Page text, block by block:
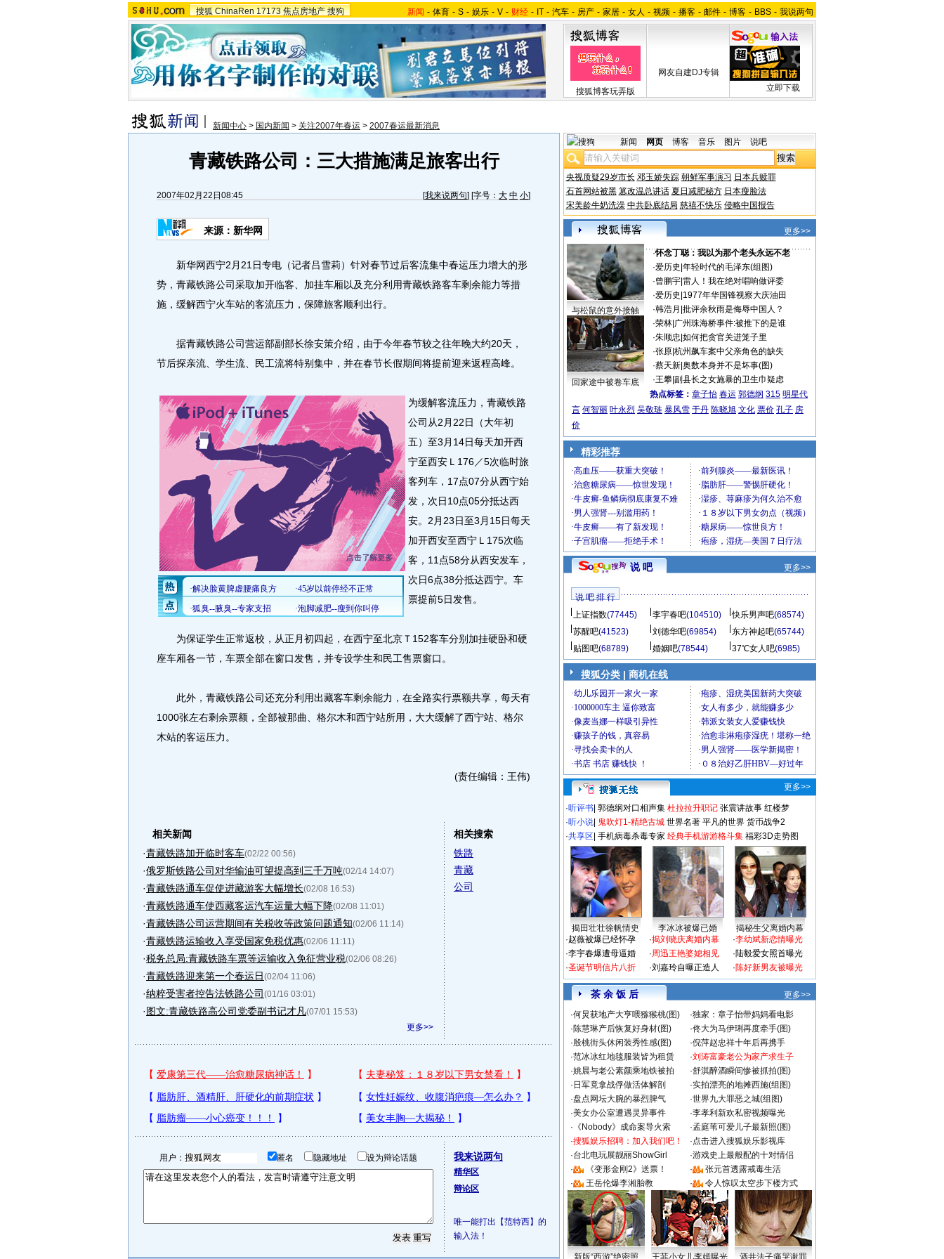
搜狐 ChinaRen 17173 焦点房地产 搜狗 新闻 - 体育 - S - 娱乐 - V - 财经 - IT - 汽车 - 房产 - 家居 - 女人 - 视频 - 播客 - 邮件 - 博客 - BBS - 我说两句
搜狐博客玩弄版
网友自建DJ专辑
立即下载
新闻中心 > 国内新闻 > 关注2007年春运 > 2007春运最新消息
青藏铁路公司：三大措施满足旅客出行
2007年02月22日08:45 [我来说两句] [字号： 大 中 小]
来源：新华网
新华网西宁2月21日专电（记者吕雪莉）针对春节过后客流集中春运压力增大的形
势，青藏铁路公司采取加开临客、加挂车厢以及充分利用青藏铁路客车剩余能力等措
施，缓解西宁火车站的客流压力，保障旅客顺利出行。
据青藏铁路公司营运部副部长徐安策介绍，由于今年春节较之往年晚大约20天，
节后探亲流、学生流、民工流将特别集中，并在春节长假期间将提前迎来返程高峰。
为缓解客流压力，青藏铁路
公司从2月22日（大年初
五）至3月14日每天加开西
宁至西安Ｌ176／5次临时旅
客列车，17点07分从西宁始
发，次日10点05分抵达西
安。2月23日至3月15日每天
加开西安至西宁Ｌ175次临
客，11点58分从西安发车，
次日6点38分抵达西宁。车
票提前5日发售。
为保证学生正常返校，从正月初四起，在西宁至北京Ｔ152客车分别加挂硬卧和硬
座车厢各一节，车票全部在窗口发售，并专设学生和民工售票窗口。
此外，青藏铁路公司还充分利用出藏客车剩余能力，在全路实行票额共享，每天有
1000张左右剩余票额，全部被那曲、格尔木和西宁站所用，大大缓解了西宁站、格尔
木站的客运压力。
(责任编辑：王伟)
相关新闻
·青藏铁路加开临时客车(02/22 00:56)
·俄罗斯铁路公司对华输油可望提高到三千万吨(02/14 14:07)
·青藏铁路通车促使进藏游客大幅增长(02/08 16:53)
·青藏铁路通车使西藏客运汽车运量大幅下降(02/08 11:01)
·青藏铁路公司运营期间有关税收等政策问题通知(02/06 11:14)
·青藏铁路运输收入享受国家免税优惠(02/06 11:11)
·税务总局:青藏铁路车票等运输收入免征营业税(02/06 08:26)
·青藏铁路迎来第一个春运日(02/04 11:06)
·纳粹受害者控告法铁路公司 (01/16 03:01)
·图文:青藏铁路高公司党委副书记才凡(07/01 15:53)
更多>>
相关搜索
铁路
青藏
公司
用户： 匿名 隐藏地址 设为辩论话题 我来说两句
精华区
辩论区
唯一能打出【范特西】的
输入法！
新闻 网页 博客 音乐 图片 说吧
央视质疑29岁市长 邓玉娇失踪 朝鲜军事演习 日本兵赎罪
石首网站被黑 篡改温总讲话 夏日减肥秘方 日本瘦脸法
宋美龄牛奶洗澡 中共卧底结局 慈禧不快乐 侵略中国报告
更多>>
与松鼠的意外接触
回家途中被卷车底
·怀念丁聪：我以为那个老头永远不老
·爱历史 年轻时代的毛泽东(组图)
·曾鹏宇| 雷人！我在绝对唱响做评委
·爱历史 1977年华国锋视察大庆油田
·韩浩月 批评余秋雨是侮辱中国人？
·荣林| 广州珠海桥事件:被推下的是谁
·朱顺忠 如何把贪官关进笼子里
·张原| 杭州飙车案中父亲角色的缺失
·蔡天新| 奥数本身并不是坏事(图)
·王攀| 副县长之女施暴的卫生巾疑虑
热点标签： 章子怡 春运 郭德纲 315 明星代
言 何智丽 叶永烈 吴敬琏 暴风雪 于丹 陈晓旭 文化 票价 孔子 房
价
精彩推荐
说 吧 更多>>
说 吧 排 行
上证指数(77445) 李宇春吧(104510) 快乐男声吧(68574)
苏醒吧(41523) 刘德华吧(69854) 东方神起吧(65744)
贴图吧(68789) 婚姻吧(78544) 37℃女人吧(6985)
搜狐分类 | 商机在线
更多>>
·听评书 郭德纲对口相声集 杜拉拉升职记 张震讲故事 红楼梦
·听小说 鬼吹灯1-精绝古城 世界名著 平凡的世界 货币战争2
·共享区 手机病毒杀毒专家 经典手机游游格斗集 福彩3D走势图
揭田壮壮徐帆情史 李冰冰被爆已婚
揭秘生父离婚内幕
·赵薇被爆已经怀孕
·李宇春爆遭母逼婚
·圣诞节明信片八折
·揭刘晓庆离婚内幕
·周迅王艳婆媳相见
·刘嘉玲自曝正造人
·李幼斌新恋情曝光
·陆毅爱女照首曝光
·陈好新男友被曝光
茶 余 饭 后
更多>>
·何炅获地产大亨喂猕猴桃(图) ·独家：章子怡带妈妈看电影
·陈慧琳产后恢复好身材(图) ·佟大为马伊琍再度牵手(图)
·殷桃街头休闲装秀性感(图) ·倪萍赵忠祥十年后再携手
·范冰冰红地毯服装皆为租赁 ·刘涛富豪老公为家产求生子
·姚晨与老公素颜乘地铁被拍 ·舒淇醉酒瞬间惨被抓拍(图)
· 日军竟拿战俘做活体解剖 ·实拍漂亮的地摊西施(组图)
·盘点网坛大腕的暴烈脾气 ·世界九大罪恶之城(组图)
·美女办公室遭遇灵异事件 ·李孝利新欢私密视频曝光
· 《Nobody》成命案导火索 ·孟庭苇可爱儿子最新照(图)
·搜狐娱乐招聘：加入我们吧！ ·点击进入搜狐娱乐影视库
·台北电玩展靓丽ShowGirl ·游戏史上最般配的十对情侣
·
《变形金刚2》送票！ ·
张元首透露戒毒生活
·
王岳伦爆李湘胎教 · 令人惊叹太空步下楼方式
新版“西游”绝密照 王菲小女儿李嫣曝光 酒井法子痛哭谢罪